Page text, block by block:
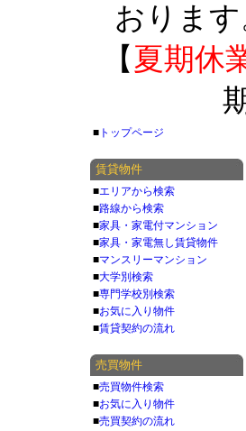
おります
【 夏期休
■ トップページ
賃貸物件
■エリアから検索
■路線から検索
■家具・家電付マンション
■家具・家電無し賃貸物件
■マンスリーマンション
■大学別検索
■専門学校別検索
■お気に入り物件
■賃貸契約の流れ
売買物件
■売買物件検索
■お気に入り物件
■売買契約の流れ